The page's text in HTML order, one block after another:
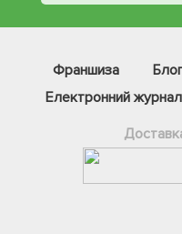
Франшиза
Електронний журнал